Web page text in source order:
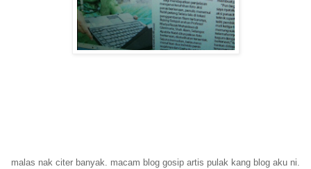
malas nak citer banyak. macam blog gosip artis pulak kang blog aku ni.